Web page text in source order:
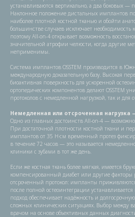
устанавливаются вертикально, а два боковых —
Наклонное положение дистальных имплантов
наиболее плотной костной тканью и обойти
большинстве случаев исключает
поэтому All-on-4 открывает возможность
значительной атрофии челюсти, когда другие
неприменимы.
Система имплантов OSSTEM производится в
международную доказательную базу. Высокая
биоактивная поверхность для ускоренной
ортопедических компонентов делают OSSTEM
протоколов с немедленной нагрузкой, так и для
Немедленная или отсроченная нагрузка
Одно из главных достоинств All-on-4 —
При достаточной плотности костной ткани и
имплантов от 35 Н·см временный протез
в течение 72 часов — это называется
клиники с зубами в тот же день.
Если же костная ткань более мягкая, имеется
компенсированный диабет или другие факторы
отсроченный протокол: импланты
после полной остеоинтеграции
подход обеспечивает надёжность и долгосрочную
сложных клинических ситуациях. Выбор между
врачом на основе объективных данных